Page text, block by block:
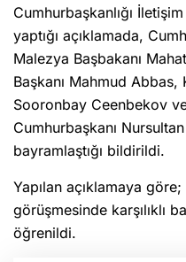
Cumhurbaşkanlığı
yaptığı açıklamada,
Malezya Başbakanı
Başkanı Mahmud Abbas,
Sooronbay Ceenbekov
Cumhurbaşkanı
bayramlaştığı bildirildi.
Yapılan açıklamaya
görüşmesinde karşılıklı
öğrenildi.